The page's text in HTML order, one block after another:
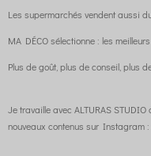
Les supermarchés vendent aussi
MA DÉCO sélectionne : les
Plus de goût, plus de conseil, plus
Je travaille avec ALTURAS
nouveaux contenus sur Instagram